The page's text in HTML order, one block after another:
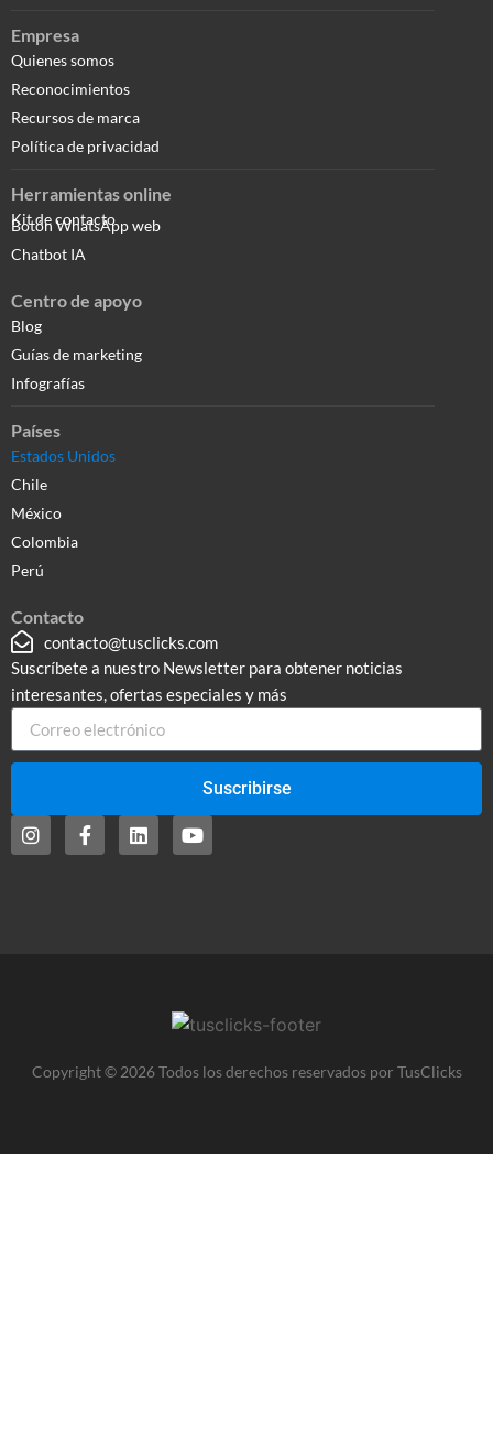
Empresa
Quienes somos
Reconocimientos
Recursos de marca
Política de privacidad
Herramientas online
Kit de contacto
Botón WhatsApp web
Chatbot IA
Centro de apoyo
Blog
Guías de marketing
Infografías
Países
Estados Unidos
Chile
México
Colombia
Perú
Contacto
contacto@tusclicks.com
Suscríbete a nuestro Newsletter para obtener noticias
interesantes, ofertas especiales y más
Suscribirse
Copyright © 2026 Todos los derechos reservados por TusClicks